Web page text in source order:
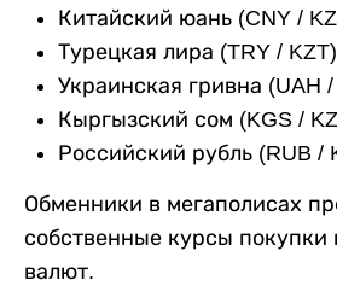
Китайский юань (CNY /
Турецкая лира (TRY /
Украинская гривна (UAH
Кыргызский сом (KGS /
Российский рубль (RUB /
Обменники в мегаполисах
собственные курсы
валют.